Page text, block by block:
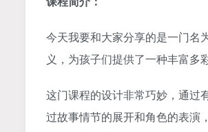
今天我要和大家分享的是一门名
义，为孩子们提供了一种丰富多
这门课程的设计非常巧妙，通过
过故事情节的展开和角色的表演